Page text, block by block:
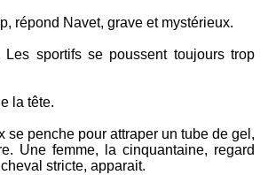
répond Navet, grave et mystérieux.
sportifs se poussent toujours trop
la tête.
se penche pour attraper un tube de gel,
Une femme, la cinquantaine, regard
stricte, apparait.